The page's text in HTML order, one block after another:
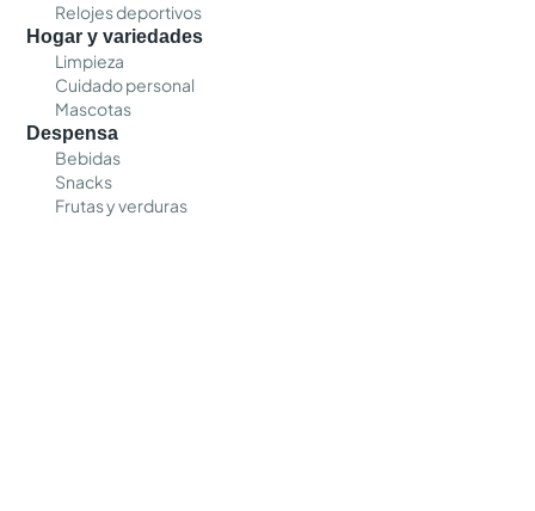
Relojes deportivos
Hogar y variedades
Limpieza
Cuidado personal
Mascotas
Despensa
Bebidas
Snacks
Frutas y verduras